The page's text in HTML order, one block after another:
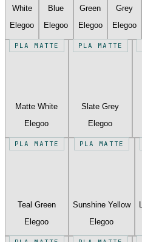
White
Elegoo
Blue
Elegoo
Green
Elegoo
Grey
Elegoo
PLA MATTE
Matte White
Elegoo
PLA MATTE
Slate Grey
Elegoo
PLA MATTE
Teal Green
Elegoo
PLA MATTE
Sunshine Yellow
Elegoo